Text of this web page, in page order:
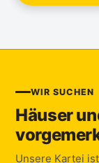
WIR SUCHEN
Häuser
Unsere Kartei